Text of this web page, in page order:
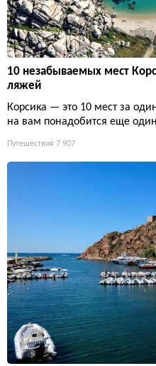
10 незабываемых мест
ляжей
Корсика — это 10 мест за
на вам понадобится еще один
Путешествия 7 907